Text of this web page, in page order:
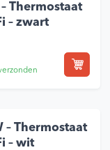
Thermostaat
– zwart
– Thermostaat
– wit